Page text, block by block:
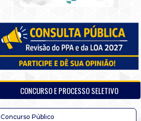
CONCURSO E PROCESSO SELETIVO
Concurso Público